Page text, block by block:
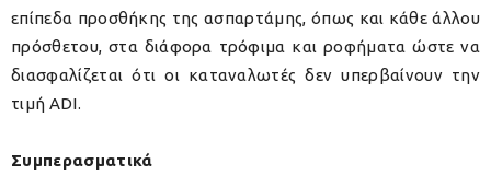
επίπεδα προσθήκης της ασπαρτάμης, όπως και κάθε άλλου
πρόσθετου, στα διάφορα τρόφιμα και ροφήματα ώστε να
διασφαλίζεται ότι οι καταναλωτές δεν υπερβαίνουν την
τιμή ADI.
Συμπερασματικά